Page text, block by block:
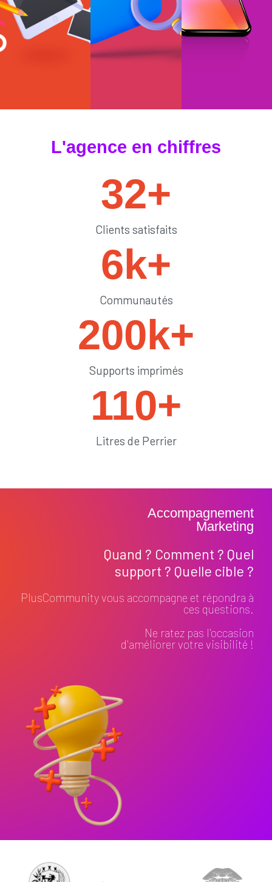
#tendances
L'agence en chiffres
32+
Clients satisfaits
6k+
Communautés
200k+
Supports imprimés
110+
Litres de Perrier
Accompagnement
Marketing
Quand ? Comment ? Quel
support ? Quelle cible ?
PlusCommunity vous accompagne et répondra à
ces questions.
Ne ratez pas l'occasion
d'améliorer votre visibilité !